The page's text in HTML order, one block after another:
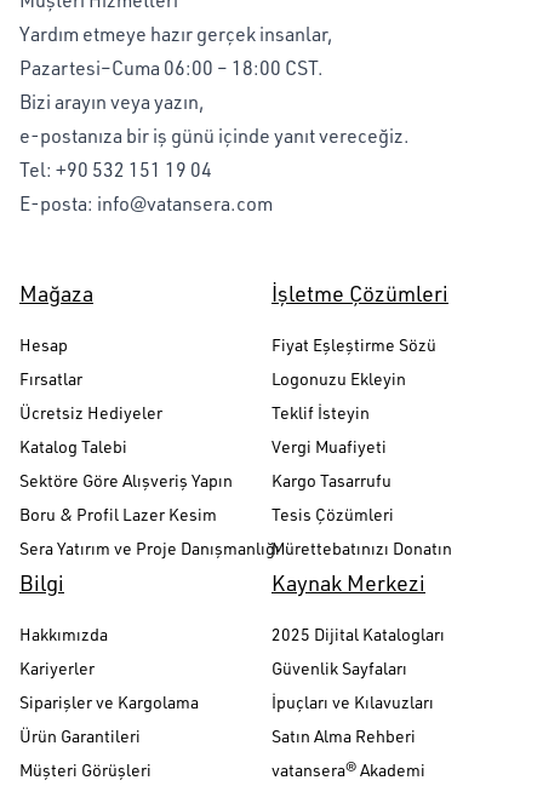
Yardım etmeye hazır gerçek insanlar,
Pazartesi–Cuma 06:00 – 18:00 CST.
Bizi arayın veya yazın,
e-postanıza bir iş günü içinde yanıt vereceğiz.
Tel: +90 532 151 19 04
E-posta: info@vatansera.com
Mağaza
Hesap
Fırsatlar
Ücretsiz Hediyeler
Katalog Talebi
Sektöre Göre Alışveriş Yapın
Boru & Profil Lazer Kesim
Sera Yatırım ve Proje Danışmanlığı
İşletme Çözümleri
Fiyat Eşleştirme Sözü
Logonuzu Ekleyin
Teklif İsteyin
Vergi Muafiyeti
Kargo Tasarrufu
Tesis Çözümleri
Mürettebatınızı Donatın
Bilgi
Hakkımızda
Kariyerler
Siparişler ve Kargolama
Ürün Garantileri
Müşteri Görüşleri
Kaynak Merkezi
2025 Dijital Katalogları
Güvenlik Sayfaları
İpuçları ve Kılavuzları
Satın Alma Rehberi
vatansera® Akademi